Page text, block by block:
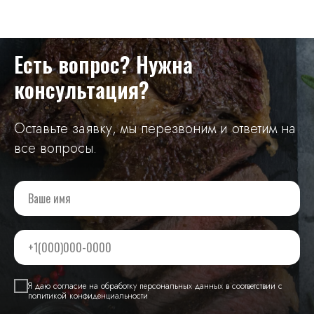
Есть вопрос? Нужна
консультация?
Оставьте заявку, мы перезвоним и ответим на
все вопросы.
Я даю согласие на обработку персональных данных в соответствии с
политикой конфиденциальности